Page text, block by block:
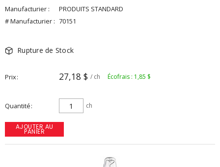
Manufacturier :
PRODUITS STANDARD
# Manufacturier : 70151
Rupture de Stock
Prix 27,18 $ / ch Écofrais : 1,85 $
Quantité ch
AJOUTER AU
PANIER